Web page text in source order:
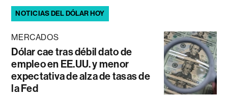
NOTICIAS DEL DÓLAR HOY
MERCADOS
Dólar cae tras débil dato de
empleo en EE.UU. y menor
expectativa de alza de tasas de
la Fed